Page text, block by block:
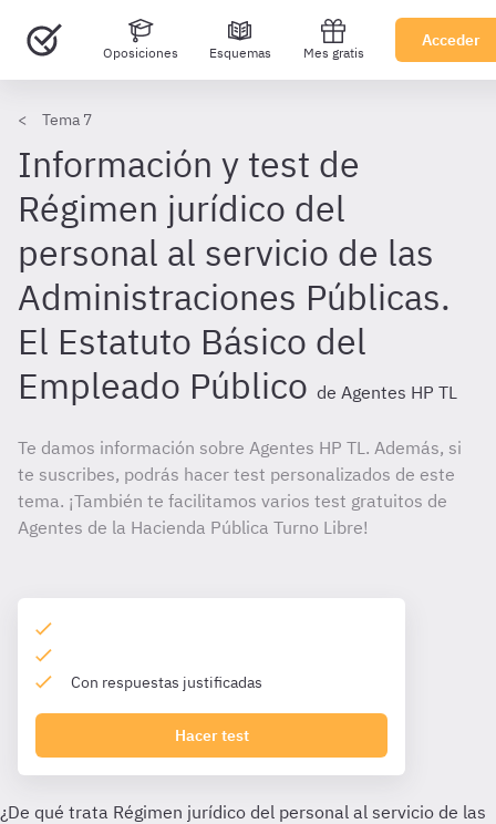
Oposiciones Esquemas Mes gratis
Acceder
Tema 7
Información y test de
Régimen jurídico del
personal al servicio de las
Administraciones Públicas.
El Estatuto Básico del
Empleado Público de Agentes HP TL
Te damos información sobre Agentes HP TL. Además, si
te suscribes, podrás hacer test personalizados de este
tema. ¡También te facilitamos varios test gratuitos de
Agentes de la Hacienda Pública Turno Libre!
Con respuestas justificadas
Hacer test